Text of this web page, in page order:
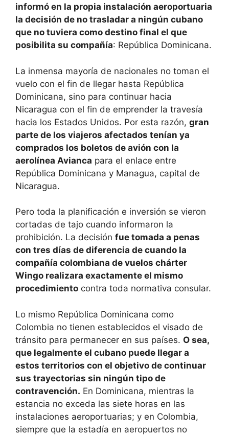
informó en la propia instalación aeroportuaria
la decisión de no trasladar a ningún cubano
que no tuviera como destino final el que
posibilita su compañía: República Dominicana.
La inmensa mayoría de nacionales no toman el
vuelo con el fin de llegar hasta República
Dominicana, sino para continuar hacia
Nicaragua con el fin de emprender la travesía
hacia los Estados Unidos. Por esta razón, gran
parte de los viajeros afectados tenían ya
comprados los boletos de avión con la
aerolínea Avianca para el enlace entre
República Dominicana y Managua, capital de
Nicaragua.
Pero toda la planificación e inversión se vieron
cortadas de tajo cuando informaron la
prohibición. La decisión fue tomada a penas
con tres días de diferencia de cuando la
compañía colombiana de vuelos chárter
Wingo realizara exactamente el mismo
procedimiento contra toda normativa consular.
Lo mismo República Dominicana como
Colombia no tienen establecidos el visado de
tránsito para permanecer en sus países. O sea,
que legalmente el cubano puede llegar a
estos territorios con el objetivo de continuar
sus trayectorias sin ningún tipo de
contravención. En Dominicana, mientras la
estancia no exceda las siete horas en las
instalaciones aeroportuarias; y en Colombia,
siempre que la estadía en aeropuertos no